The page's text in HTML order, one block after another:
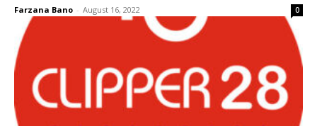
Farzana Bano - August 16, 2022 0